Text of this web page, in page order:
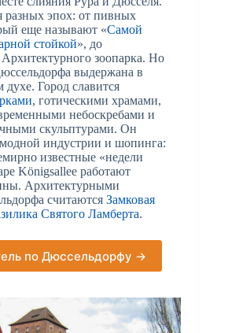
разных эпох: от пивных
еще называют «Самой
стойкой», до
зоопарка. Но
выдержана в
Город славится
, готическими храмами,
небоскребами и
скульптурами. Он
индустрии и шопинга:
известные «недели
Königsallee работают
Архитектурными
считаются Замковая
Святого Ламберта.
по Дюссельдорфу →